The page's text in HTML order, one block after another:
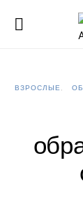
ВЗРОСЛЫЕ